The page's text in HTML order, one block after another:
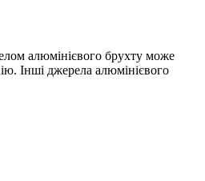
алюмінієвого брухту може
Інші джерела алюмінієвого